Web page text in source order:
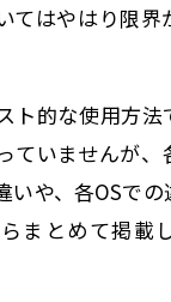
てはやはり限界
ト的な使用方法
ていませんが、
いや、各OSで
まとめて掲載